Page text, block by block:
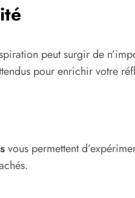
peut surgir de
pour enrichir votre
vous permettent